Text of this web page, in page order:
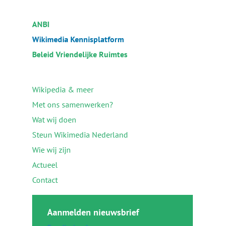
ANBI
Wikimedia Kennisplatform
Beleid Vriendelijke Ruimtes
Wikipedia & meer
Met ons samenwerken?
Wat wij doen
Steun Wikimedia Nederland
Wie wij zijn
Actueel
Contact
Aanmelden nieuwsbrief